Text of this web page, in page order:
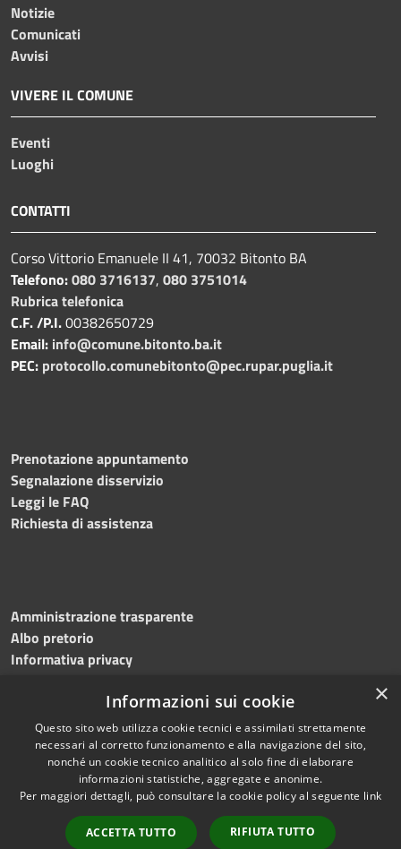
Notizie
Comunicati
Avvisi
VIVERE IL COMUNE
Eventi
Luoghi
CONTATTI
Corso Vittorio Emanuele II 41, 70032 Bitonto BA
Telefono:080 3716137, 080 3751014
Rubrica telefonica
C.F. /P.I.00382650729
Email: info@comune.bitonto.ba.it
PEC: protocollo.comunebitonto@pec.rupar.puglia.it
Prenotazione appuntamento
Segnalazione disservizio
Leggi le FAQ
Richiesta di assistenza
Amministrazione trasparente
Albo pretorio
Informativa privacy
Dichiarazione di accessibilità Meccanismo di feedback
RSS
Accessibilità
Copyright © 2026 • Comune di
Bitonto • Powered by
Municipium•
Accesso
×
Informazioni sui cookie
Questo sito web utilizza cookie tecnici e assimilati strettamente
necessari al corretto funzionamento e alla navigazione del sito,
nonché un cookie tecnico analitico al solo fine di elaborare
informazioni statistiche, aggregate e anonime.
Per maggiori dettagli, può consultare la cookie policy al seguente link
ACCETTA TUTTO RIFIUTA TUTTO